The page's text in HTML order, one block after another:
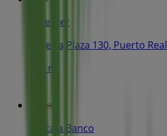
Luxenter
Calle La Plaza 130, Puerto Real
201 m
Unicaja Banco